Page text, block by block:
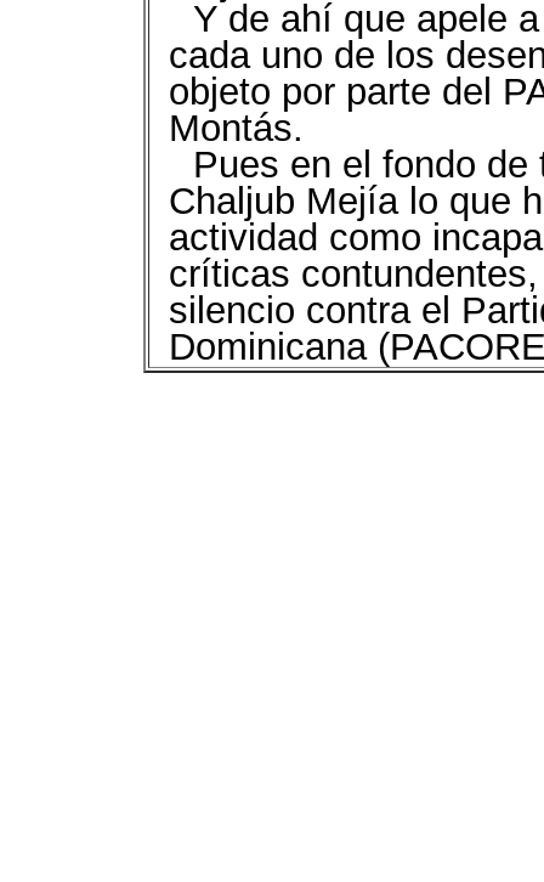
Y de ahí que apele
cada uno de los
objeto por parte del
Montás.
Pues en el fondo
Chaljub Mejía lo que
actividad como
críticas
silencio contra el
Dominicana